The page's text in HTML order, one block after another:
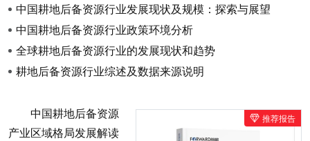
中国耕地后备资源行业发展现状及规模：探索与展望
中国耕地后备资源行业政策环境分析
全球耕地后备资源行业的发展现状和趋势
耕地后备资源行业综述及数据来源说明
推荐报告
中国耕地后备资源
产业区域格局发展解读